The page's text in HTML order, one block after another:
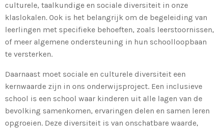
culturele, taalkundige en sociale diversiteit in onze
klaslokalen. Ook is het belangrijk om de begeleiding van
leerlingen met specifieke behoeften, zoals leerstoornissen,
of meer algemene ondersteuning in hun schoolloopbaan
te versterken.
Daarnaast moet sociale en culturele diversiteit een
kernwaarde zijn in ons onderwijsproject. Een inclusieve
school is een school waar kinderen uit alle lagen van de
bevolking samenkomen, ervaringen delen en samen leren
opgroeien. Deze diversiteit is van onschatbare waarde,